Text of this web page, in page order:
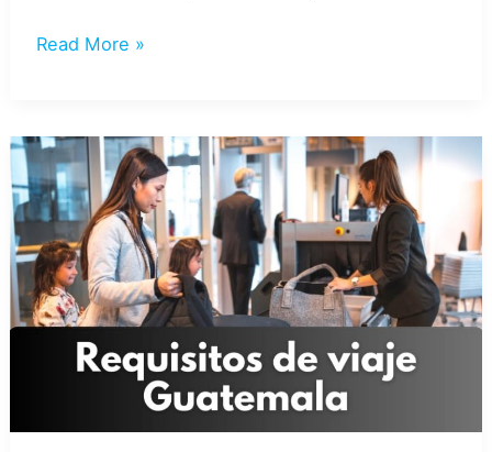
GUATEMALA
CARTA
4
días/3
noches
Read More »